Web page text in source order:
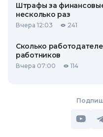
Штрафы за
несколько раз
Вчера 12:03 241
Сколько
работников
Вчера 07:00 114